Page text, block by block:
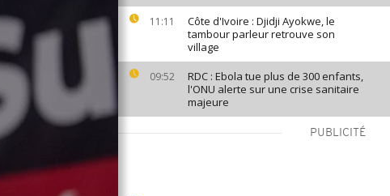
11:11
Côte d'Ivoire : Djidji Ayokwe, le
tambour parleur retrouve son
village
09:52
RDC : Ebola tue plus de 300 enfants,
l'ONU alerte sur une crise sanitaire
majeure
PUBLICITÉ